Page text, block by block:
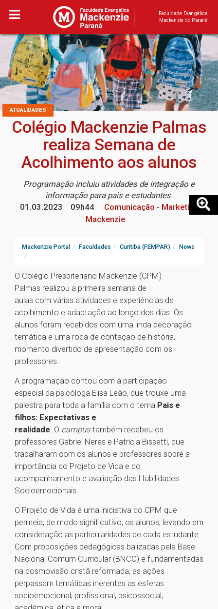
Faculdade Evangélica
Mackenzie do Paraná
ATUALIDADES
Colégio Mackenzie Palmas
realiza Semana de
Acolhimento aos alunos
Programação incluiu atividades de integração e
informação para pais e estudantes
01.03.2023
09h44
Comunicação - Marketing
Mackenzie
Mackenzie Portal Faculdades Curitiba (FEMPAR) News
O Colégio Presbiteriano Mackenzie (CPM)
Palmas realizou a primeira semana de
aulas com várias atividades e experiências de
acolhimento e adaptação ao longo dos dias. Os
alunos foram recebidos com uma linda decoração
temática e uma roda de contação de história,
momento divertido de apresentação com os
professores.
A programação contou com a participação
especial da psicóloga Elisa Leão, que trouxe uma
palestra para toda a família com o tema Pais e
filhos: Expectativas e
realidade. O campus também recebeu os
professores Gabriel Neres e Patrícia Bissetti, que
trabalharam com os alunos e professores sobre a
importância do Projeto de Vida e do
acompanhamento e avaliação das Habilidades
Socioemocionais.
O Projeto de Vida é uma iniciativa do CPM que
permeia, de modo significativo, os alunos, levando em
consideração as particularidades de cada estudante.
Com proposições pedagógicas balizadas pela Base
Nacional Comum Curricular (BNCC) e fundamentadas
na cosmovisão cristã reformada, as ações
perpassam temáticas inerentes as esferas
socioemocional, profissional, psicossocial,